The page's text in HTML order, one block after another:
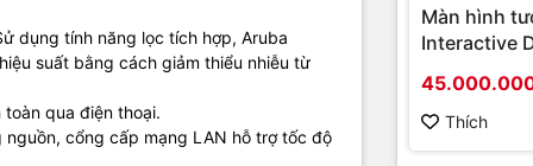
dụng tính năng lọc tích hợp, Aruba
suất bằng cách giảm thiểu nhiễu từ
qua điện thoại.
cổng cấp mạng LAN hỗ trợ tốc độ
Màn hình
Interactive
D5B86RB/
hình cao
chính hãng
Thích
of 4.3dBi in 2.4GHz and 5.6dBi in 5GHz (of the effective,
for both antennas in each band)
– 5GHz band: +21dBm (+18dBm per chain, 3dB MIMO gain)
– 2.4Ghz band: +21dBm (+18dBm per chain, 3dB MIMO gain)
Orthogonal frequency-division multiple access (OFDMA)